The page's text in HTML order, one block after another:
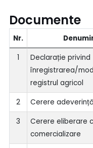
Documente
Nr.
1
Declarație privind
înregistrarea/
registrul agricol
2 Cerere
3
Cerere eliberare
comercializare